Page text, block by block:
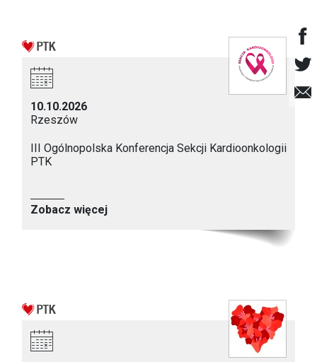
10.10.2026
Rzeszów
III Ogólnopolska Konferencja Sekcji Kardioonkologii
PTK
Zobacz więcej